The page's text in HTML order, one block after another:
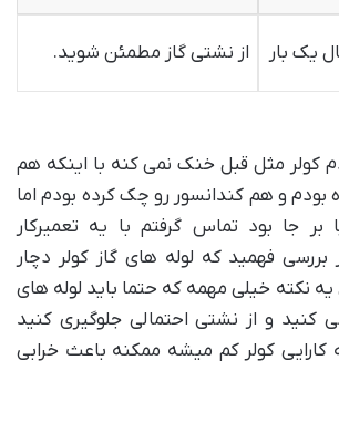
یک بار از نشتی گاز مطمئن شوید.
کولر مثل قبل خنک نمی کنه با اینکه هم
بودم و هم کندانسور رو چک کرده بودم اما
جا بود تماس گرفتم با یه تعمیرکار
فهمید که لوله های گاز کولر دچار
نکته خیلی مهمه که حتما باید لوله های
کنید و از نشتی احتمالی جلوگیری کنید
کارایی کولر کم میشه ممکنه باعث خرابی